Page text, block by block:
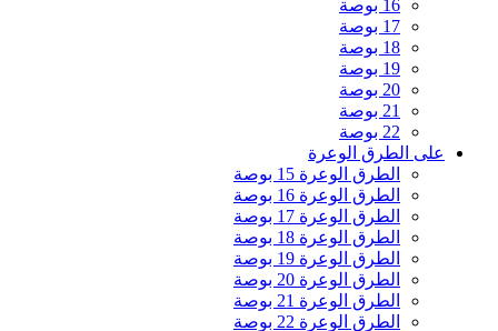
16 بوصة
17 بوصة
18 بوصة
19 بوصة
20 بوصة
21 بوصة
22 بوصة
على الطرق الوعرة
الطرق الوعرة 15 بوصة
الطرق الوعرة 16 بوصة
الطرق الوعرة 17 بوصة
الطرق الوعرة 18 بوصة
الطرق الوعرة 19 بوصة
الطرق الوعرة 20 بوصة
الطرق الوعرة 21 بوصة
الطرق الوعرة 22 بوصة